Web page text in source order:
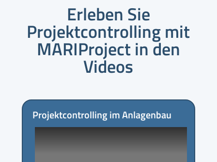
Erleben Sie
Projektcontrolling mit
MARIProject in den
Videos
Projektcontrolling im Anlagenbau